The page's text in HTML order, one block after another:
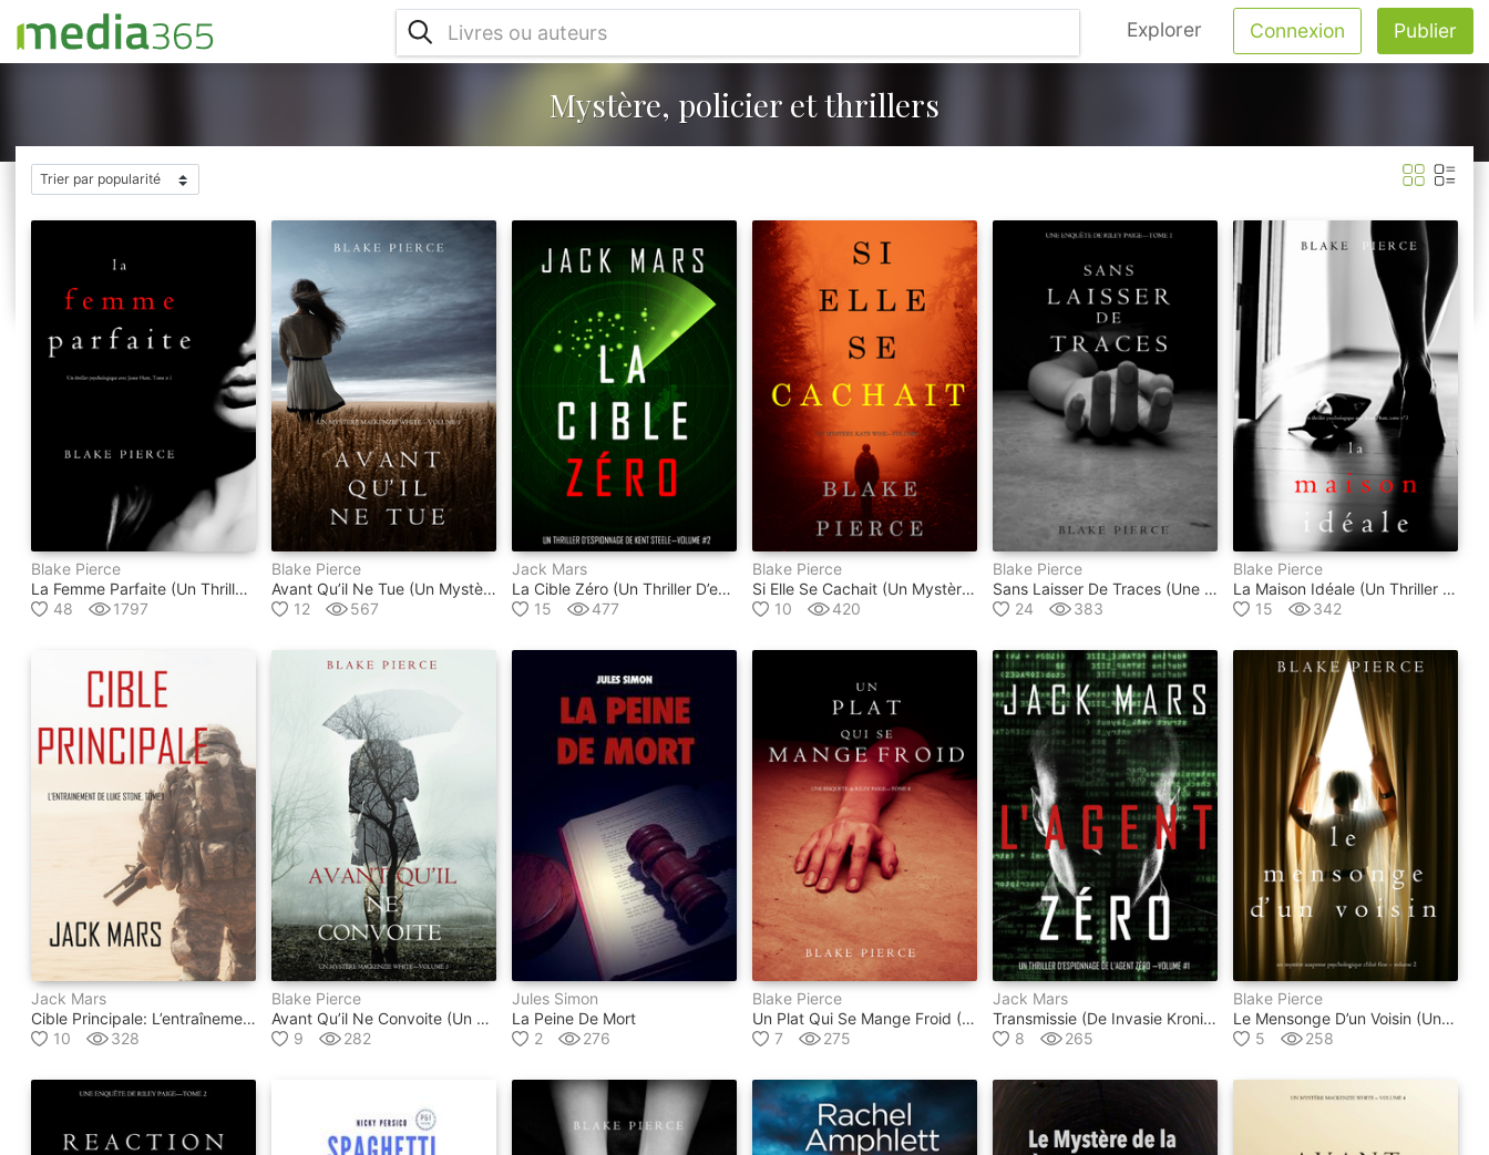
Explorer Connexion Publier
Mystère, policier et thrillers
Blake Pierce
La Femme Parfaite (un Thriller Psychologique Avec Jessie Hunt, Tome N°1)
48
1797
Blake Pierce
Avant Qu’il Ne Tue (un Mystère Mackenzie White – Volume 1)
12
567
Jack Mars
La Cible Zéro (un Thriller D’espionnage De L'agent Zéro —volume #2)
15
477
Blake Pierce
Si Elle Se Cachait (un Mystère Kate Wise — Volume 4)
10
420
Blake Pierce
Sans Laisser De Traces (une Enquête De Riley Paige - Tome 1)
24
383
Blake Pierce
La Maison Idéale (un Thriller Psychologique Avec Jessie Hunt, Tome N°3)
15
342
Jack Mars
Cible Principale: L’entraînement De Luke Stone, Tome 1 (thriller D’action)
10
328
Blake Pierce
Avant Qu’il Ne Convoite (un Mystère Mackenzie White – Volume 3)
9
282
Jules Simon
La Peine De Mort
2
276
Blake Pierce
Un Plat Qui Se Mange Froid (une Enquête De Riley Paige – Tome 8)
7
275
Jack Mars
Transmissie (de Invasie Kronieken — Boek Een): Een Science Fiction Thriller
8
265
Blake Pierce
Le Mensonge D’un Voisin (un Mystère Suspense Psychologique Chloé Fine – Volume 2)
5
258